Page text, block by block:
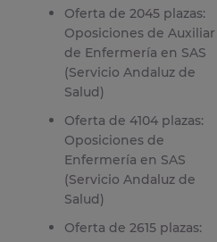
Oferta de 2045 plazas:
Oposiciones de Auxiliar
de Enfermería en SAS
(Servicio Andaluz de
Salud)
Oferta de 4104 plazas:
Oposiciones de
Enfermería en SAS
(Servicio Andaluz de
Salud)
Oferta de 2615 plazas: